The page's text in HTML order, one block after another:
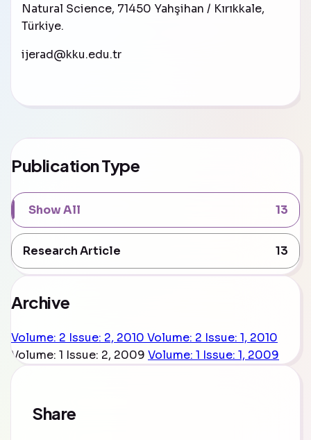
Natural Science, 71450 Yahşihan / Kırıkkale,
Türkiye.
ijerad@kku.edu.tr
Publication Type
Show All 13
Research Article 13
Archive
Volume: 2 Issue: 2, 2010 Volume: 2 Issue: 1, 2010
Volume: 1 Issue: 2, 2009 Volume: 1 Issue: 1, 2009
Share